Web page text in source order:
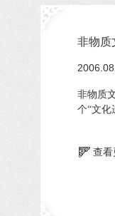
非物质
非物质
个“文化
查看